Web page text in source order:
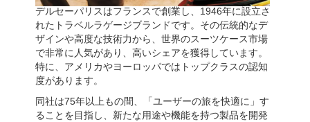
デルセーパリスはフランスで創業し、1946年に設立さ
れたトラベルラゲージブランドです。その伝統的なデ
ザインや高度な技術力から、世界のスーツケース市場
で非常に人気があり、高いシェアを獲得しています。
特に、アメリカやヨーロッパではトップクラスの認知
度があります。
同社は75年以上もの間、「ユーザーの旅を快適に」す
ることを目指し、新たな用途や機能を持つ製品を開発